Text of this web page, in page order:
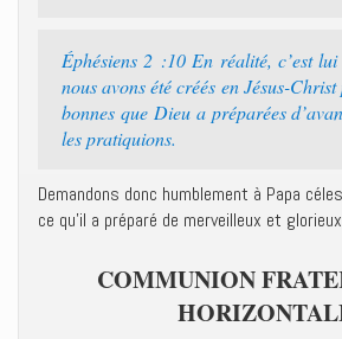
Éphésiens 2 :10 En réalité, c’est
nous avons été créés en Jésus-
bonnes que Dieu a préparées
les pratiquions.
Demandons donc humblement à Papa
ce qu’il a préparé de merveilleux et
COMMUNION